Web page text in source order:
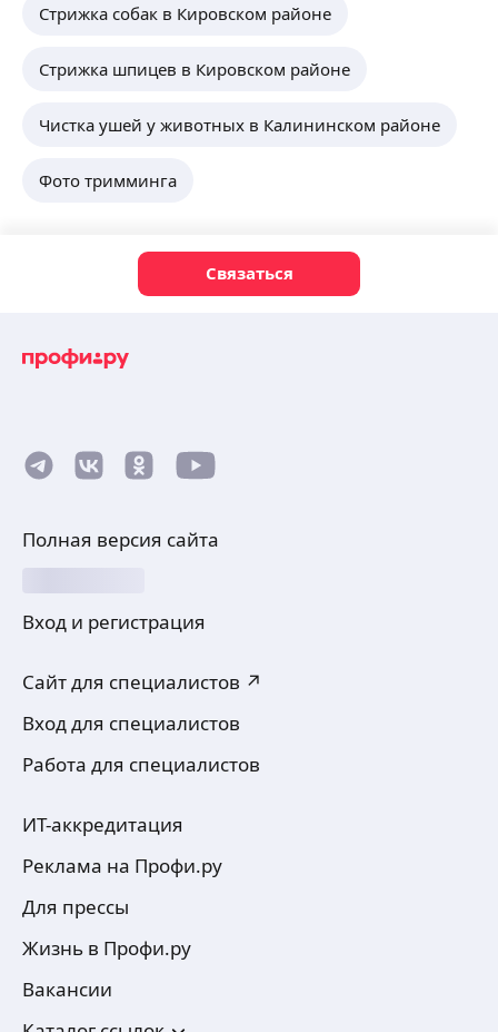
Стрижка собак в Кировском районе
Стрижка шпицев в Кировском районе
Чистка ушей у животных в Калининском районе
Фото тримминга
Связаться
Полная версия сайта
Вход и регистрация
Сайт для специалистов ↗
Вход для специалистов
Работа для специалистов
ИТ-аккредитация
Реклама на Профи.ру
Для прессы
Жизнь в Профи.ру
Вакансии